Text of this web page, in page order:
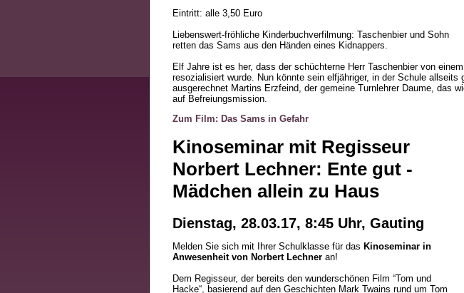
Eintritt: alle 3,50 Euro
Liebenswert-fröhliche Kinderbuchverfilmung: Taschenbier und Sohn
retten das Sams aus den Händen eines Kidnappers.
Elf Jahre ist es her, dass der schüchterne Herr Taschenbier von
resozialisiert wurde. Nun könnte sein elfjähriger, in der Schule
ausgerechnet Martins Erzfeind, der gemeine Turnlehrer Daume, das
auf Befreiungsmission.
Zum Film: Das Sams in Gefahr
Kinoseminar mit Regisseur
Norbert Lechner: Ente gut -
Mädchen allein zu Haus
Dienstag, 28.03.17, 8:45 Uhr, Gauting
Melden Sie sich mit Ihrer Schulklasse für das Kinoseminar in
Anwesenheit von Norbert Lechner an!
Dem Regisseur, der bereits den wunderschönen Film “Tom und
Hacke“, basierend auf den Geschichten Mark Twains rund um Tom